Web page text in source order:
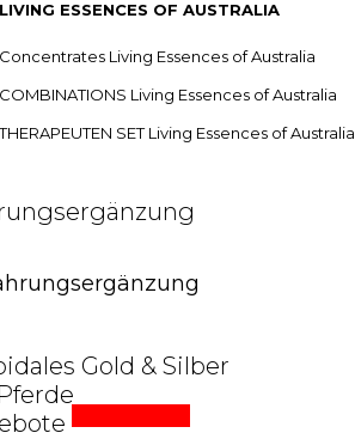
LIVING ESSENCES OF AUSTRALIA
Concentrates Living Essences of Australia
COMBINATIONS Living Essences of Australia
THERAPEUTEN SET Living Essences of Australia
Gold & Silber